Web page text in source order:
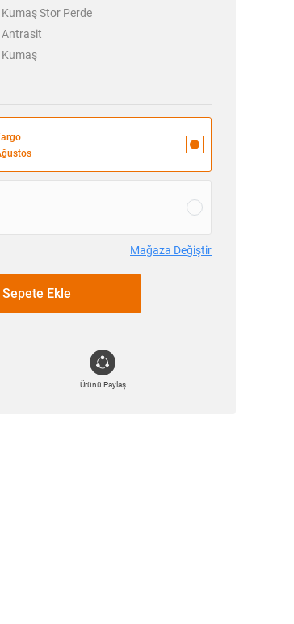
Kumaş Stor Perde
Antrasit
Kumaş
Mağaza Değiştir
Sepete Ekle
Ürünü Paylaş